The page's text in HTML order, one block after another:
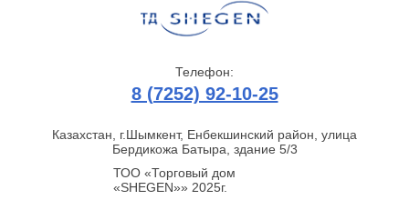
ТОО «Торговый дом
«SHEGEN»» 2025г.
Казахстан, г.Шымкент, Енбекшинский район, улица
Бердикожа Батыра, здание 5/3
Телефон:
8 (7252) 92-10-25